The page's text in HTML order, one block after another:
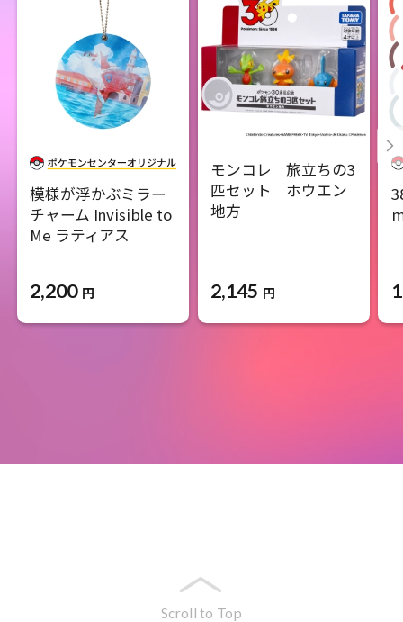
模様が浮かぶミラー
チャーム Invisible to
Me ラティアス
2,200 円
モンコレ 旅立ちの3
匹セット ホウエン
地方
2,145 円
Scroll to Top